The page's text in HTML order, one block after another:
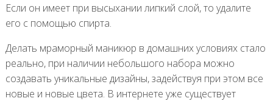
Если он имеет при высыхании липкий слой, то удалите
его с помощью спирта.
Делать мраморный маникюр в домашних условиях стало
реально, при наличии небольшого набора можно
создавать уникальные дизайны, задействуя при этом все
новые и новые цвета. В интернете уже существует